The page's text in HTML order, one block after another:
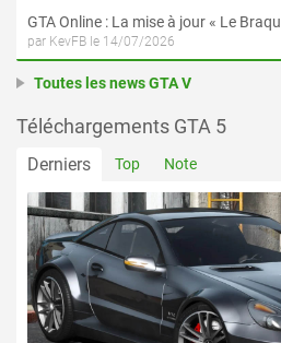
par KevFB le 14/07/2026
Toutes les news GTA V
Téléchargements GTA 5
Derniers Top Note